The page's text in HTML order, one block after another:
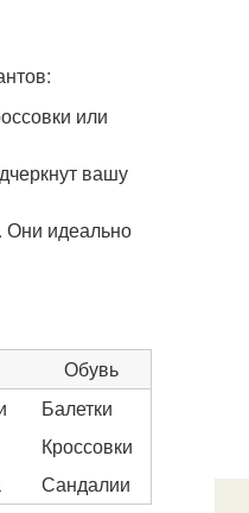
или
вашу
Они идеально
Обувь
Балетки
Кроссовки
Сандалии